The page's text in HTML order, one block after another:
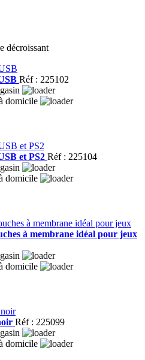
décroissant
Réf : 225102
domicile
et PS2 Réf : 225104
domicile
à membrane idéal pour jeux
domicile
Réf : 225099
domicile